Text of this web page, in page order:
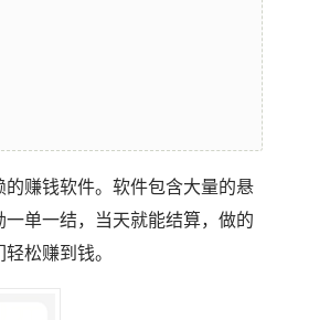
赚钱软件。软件包含大量的悬
单一结，当天就能结算，做的
松赚到钱。